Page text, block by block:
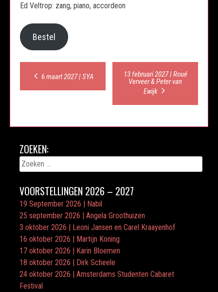
Ed Veltrop: zang, piano, accordeon
Bestel
Post
navigation
6 maart 2027 | SYA
13 februari 2027 | Roué
Verveer & Peter van
Ewijk
ZOEKEN:
Zoeken
naar:
VOORSTELLINGEN 2026 – 2027
19 September 2026 | Nabil
25 september 2026 | Angela Groothuizen
3 oktober 2026 | Leoni Jansen en Carel Kraayenhof
16 oktober 2026 | Martijn Koning
17 oktober 2026 | Karin Bloemen
18 oktober 2026 | Dirk Scheele
24 oktober 2026 | Amsterdams Studenten Cabaret
Festival